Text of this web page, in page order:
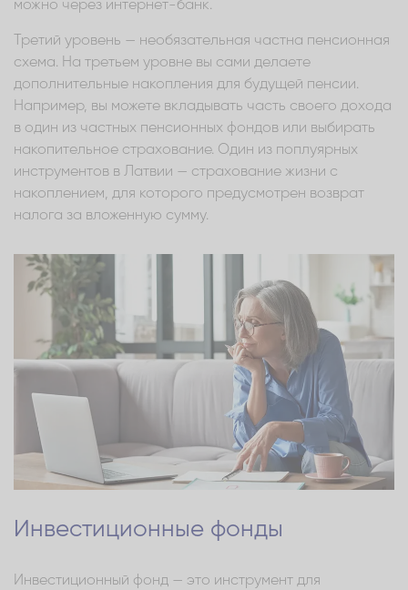
можно через интернет-банк.
Третий уровень — необязательная частна пенсионная
схема. На третьем уровне вы сами делаете
дополнительные накопления для будущей пенсии.
Например, вы можете вкладывать часть своего дохода
в один из частных пенсионных фондов или выбирать
накопительное страхование. Один из поплуярных
инструментов в Латвии — страхование жизни с
накоплением, для которого предусмотрен возврат
налога за вложенную сумму.
Инвестиционные фонды
Инвестиционный фонд — это инструмент для